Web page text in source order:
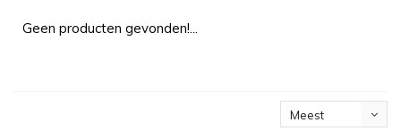
Geen producten gevonden!...
Meest